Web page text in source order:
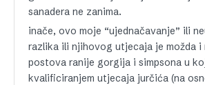
sanadera ne zanima.
inače, ovo moje “ujednačavanje” ili
razlika ili njihovog utjecaja je možda i
postova ranije gorgija i simpsona u
kvalificiranjem utjecaja jurčića (na